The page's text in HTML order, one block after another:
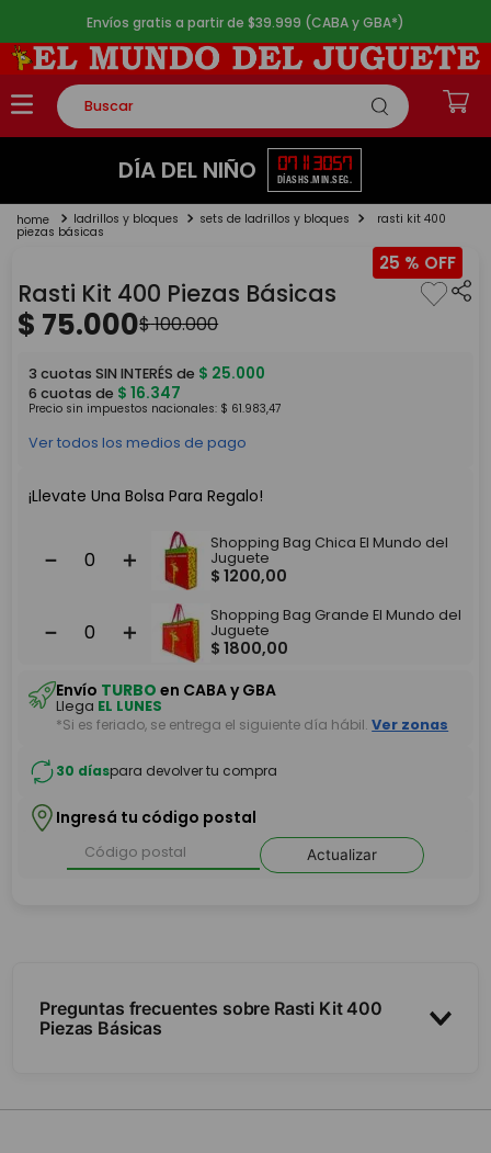
Envíos gratis a partir de $39.999 (CABA y GBA*)
Buscar
TÉRMINOS MÁS BUSCADOS
2.
lego
4.
monopatin
5. toy story
DÍA DEL NIÑO 07
DÍAS
11
HS.
30
MIN.
56
SEG.
ladrillos y bloques sets de ladrillos y bloques rasti kit 400
piezas básicas
25 %
Rasti Kit 400 Piezas Básicas
$ 75.000$100.000
3 cuotas SIN INTERÉS de $ 25.000
6 cuotas de $ 16.347
Precio sin impuestos nacionales: $ 61.983,47
Ver todos los medios de pago
¡Llevate Una Bolsa Para Regalo!
＋
－
Shopping Bag Chica El Mundo del
Juguete
$ 1200,00
＋
－
Shopping Bag Grande El Mundo del
Juguete
$ 1800,00
Envío TURBO en CABA y GBA
Llega EL LUNES
*Si es feriado, se entrega el siguiente día hábil. Ver zonas
30 díaspara devolver tu compra
Ingresá tu código postal
Actualizar
Preguntas frecuentes sobre Rasti Kit 400
Piezas Básicas